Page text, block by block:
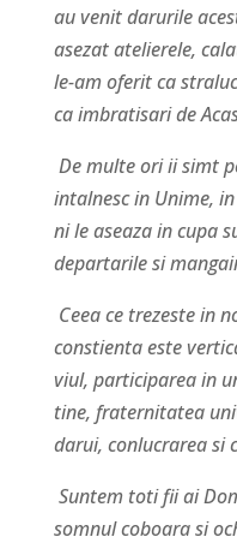
au venit darurile
asezat atelierele,
le-am oferit ca
ca imbratisari de
De multe ori ii simt
intalnesc in Unime,
ni le aseaza in cupa
departarile si
Ceea ce trezeste in
constienta este
viul, participarea in
tine, fraternitatea
darui, conlucrarea si
Suntem toti fii ai
somnul coboara si